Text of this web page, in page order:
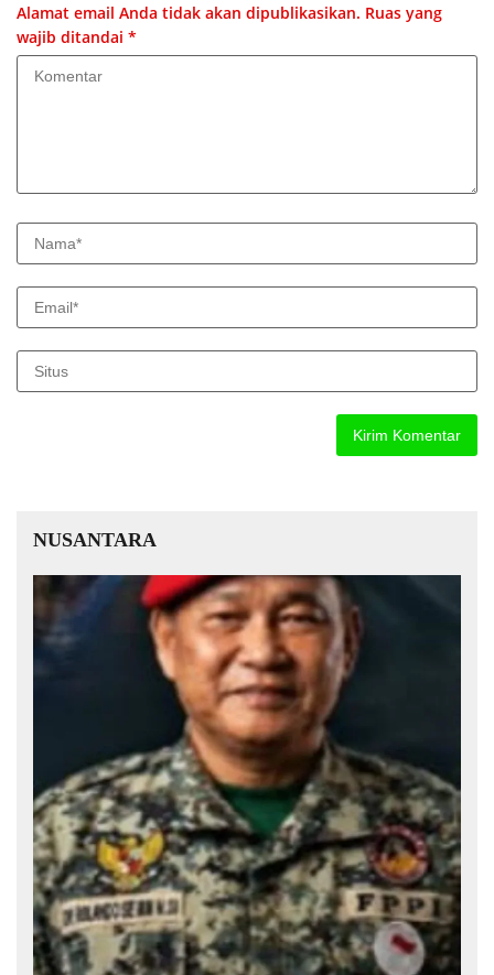
Alamat email Anda tidak akan dipublikasikan. Ruas yang
wajib ditandai *
NUSANTARA